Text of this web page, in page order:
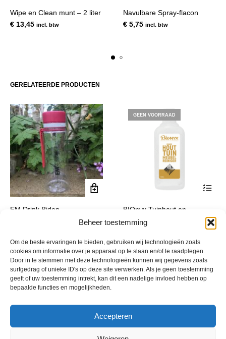
Beheer toestemming
Om de beste ervaringen te bieden, gebruiken wij technologieën zoals
cookies om informatie over je apparaat op te slaan en/of te raadplegen.
Door in te stemmen met deze technologieën kunnen wij gegevens zoals
surfgedrag of unieke ID's op deze site verwerken. Als je geen toestemming
geeft of uw toestemming intrekt, kan dit een nadelige invloed hebben op
bepaalde functies en mogelijkheden.
Accepteren
Wipe en Clean munt – 2 liter
€ 13,45 incl. btw
Navulbare Spray-flacon
€ 5,75 incl. btw
GERELATEERDE PRODUCTEN
EM Drink Bidon
GEEN VOORRAAD
heeft
Deze
optie
kan
BIOnyx Tuinhout en
Meubelreiniger
Prijsklasse:
€ 9,99
tot
€ 54,99